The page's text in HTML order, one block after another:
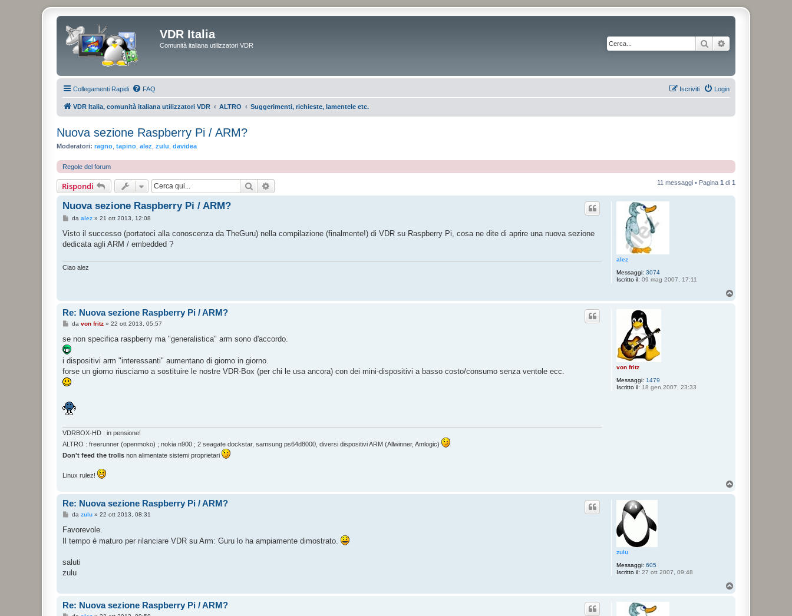
VDR Italia
Comunità italiana utilizzatori VDR Cerca
Collegamenti Rapidi FAQ Login
Iscriviti
VDR Italia, comunità italiana utilizzatori VDR ALTRO Suggerimenti, richieste, lamentele etc.
Nuova sezione Raspberry Pi / ARM?
Moderatori: ragno tapino alez zulu davidea
Regole del forum
Rispondi Cerca 11 messaggi • Pagina 1 di 1
alez
Messaggi: 3074
Iscritto il: 09 mag 2007, 17:11
Nuova sezione Raspberry Pi / ARM?
M
s
a
i
da alez» 21 ott 2013, 12:08
Visto il successo (portatoci alla conoscenza da TheGuru) nella compilazione (finalmente!) di VDR su Raspberry Pi, cosa ne dite di aprire una nuova sezione
dedicata agli ARM / embedded ?
Ciao alez
von fritz
Messaggi: 1479
Iscritto il: 18 gen 2007, 23:33
Re: Nuova sezione Raspberry Pi / ARM?
M
s
s
a
g
g
i
o
da von fritz» 22 ott 2013, 05:57
se non specifica raspberry ma "generalistica" arm sono d'accordo.
i dispositivi arm "interessanti" aumentano di giorno in giorno.
forse un giorno riusciamo a sostituire le nostre VDR-Box (per chi le usa ancora) con dei mini-dispositivi a basso costo/consumo senza ventole ecc.
VDRBOX-HD : in pensione!
ALTRO : freerunner (openmoko) ; nokia n900 ; 2 seagate dockstar, samsung ps64d8000, diversi dispositivi ARM (Allwinner, Amlogic)
Don't feed the trolls non alimentate sistemi proprietari
Linux rulez!
zulu
Messaggi: 605
Iscritto il: 27 ott 2007, 09:48
Re: Nuova sezione Raspberry Pi / ARM?
M
s
a
i
o
da zulu» 22 ott 2013, 08:31
Favorevole.
Il tempo è maturo per rilanciare VDR su Arm: Guru lo ha ampiamente dimostrato.
saluti
zulu
Re: Nuova sezione Raspberry Pi / ARM?